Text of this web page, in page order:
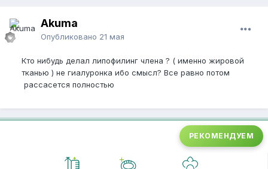
Akuma
Опубликовано 21 мая
Кто нибудь делал липофилинг члена ? ( именно жировой
тканью ) не гиалуронка ибо смысл? Все равно потом
рассасется полностью
РЕКОМЕНДУЕМ